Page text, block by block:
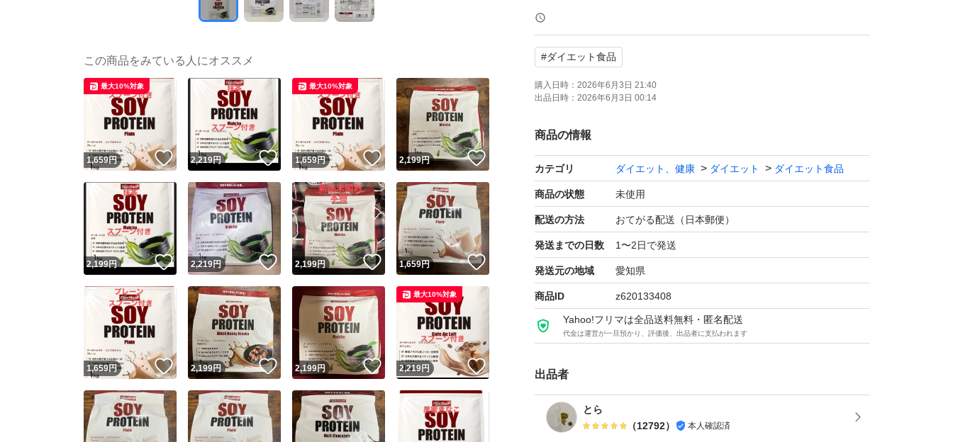
豆の約30％がタンパク質であり、9種類の必須アミノ酸が含まれ
ているのが特徴です。
[原料へのこだわり]
植物由来であるステビアを使用しております。
ソイプロテインは食物繊維が豊富で腹持ちがよく満足感を得やす
い為、ダイエットしたい方にもオススメです。
[お召し上がり方]
付属スプーン山盛り1杯(1食20g)に水や牛乳、お好きな飲料に混ぜ
てお召し上がり下さい。
OgarMade ソイプロテイン 人工甘味料不使用 国内製造 大豆 植物
#ダイエット食品
購入日時： 2026年6月3日 21:40
出品日時： 2026年6月3日 00:14
商品の情報
カテゴリ ダイエット、健康 ダイエット ダイエット食品
商品の状態 未使用
配送の方法 おてがる配送（日本郵便）
発送までの日数 1〜2日で発送
発送元の地域 愛知県
商品ID z620133408
Yahoo!フリマは全品送料無料・匿名配送
代金は運営が一旦預かり、評価後、出品者に支払われます
出品者
とら
（12792） 本人確認済
この商品をみている人にオススメ
1,659円 いいね！
最大10%対象
2,219円 いいね！
1,659円 いいね！
最大10%対象
2,199円 いいね！
2,199円 いいね！
2,219円 いいね！
2,199円 いいね！
1,659円
1,659円 いいね！
2,199円 いいね！
2,199円 いいね！
2,219円 いいね！
最大10%対象